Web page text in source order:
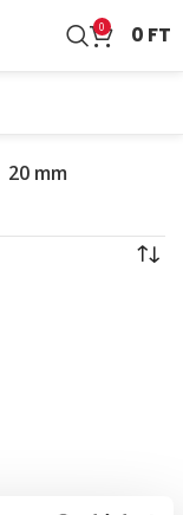
0 0 FT
20 mm